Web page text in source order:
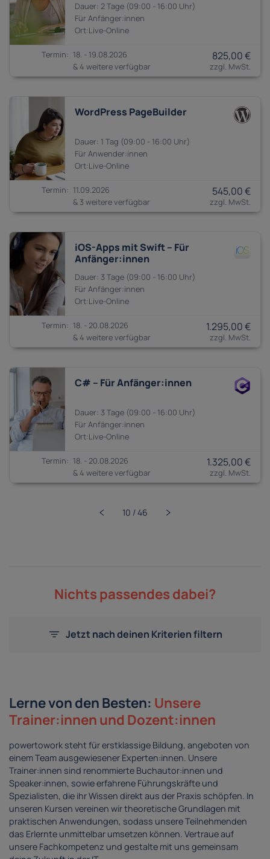
2 Tage 09:00 - 16:00
Anfänger:innen
18. - 19.08.2026
& 4 weitere verfügbar
825,00 €
WordPress PageBuilder
1 Tag 09:00 - 16:00
Anwender:innen
11.09.2026
& 3 weitere verfügbar
545,00 €
iOS-Apps mit Swift – Für
Anfänger:innen
3 Tage 09:00 - 16:00
Anfänger:innen
18. - 20.08.2026
& 4 weitere verfügbar
1.295,00 €
C# – Für Anfänger:innen
3 Tage 09:00 - 16:00
Anfänger:innen
18. - 20.08.2026
& 4 weitere verfügbar
1.325,00 €
Nichts passendes dabei?
Jetzt nach deinen Kriterien filtern
Lerne von den Besten: Unsere
Trainer:innen und Dozent:innen
powertowork steht für erstklassige Bildung, angeboten von
einem Team ausgewiesener Experten:innen. Unsere
Trainer:innen sind renommierte Buchautor:innen und
Speaker:innen, sowie erfahrene Führungskräfte und
Spezialisten, die ihr Wissen direkt aus der Praxis schöpfen. In
unseren Kursen vereinen wir theoretische Grundlagen mit
praktischen Anwendungen, sodass unsere Teilnehmenden
das Erlernte unmittelbar umsetzen können. Vertraue auf
unsere Fachkompetenz und gestalte mit uns gemeinsam